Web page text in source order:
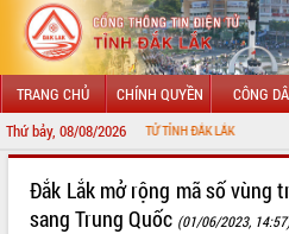
TRANG CHỦ CHÍNH QUYỀN CÔNG
Thứ bảy, 08/08/2026
TIN ĐIỆN TỬ TỈNH ĐẮK LẮK
GIỚI THIỆU
LÃNH ĐẠO UBND TỈNH
Đắk Lắk mở rộng mã số vùng
sang Trung Quốc (01/06/2023,